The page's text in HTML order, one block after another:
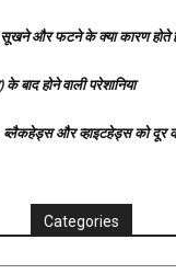
सूखने और फटने के क्या कारण होते
के बाद होने वाली परेशानिया
ब्लैकहेड्स और व्हाइटहेड्स को दूर
Categories